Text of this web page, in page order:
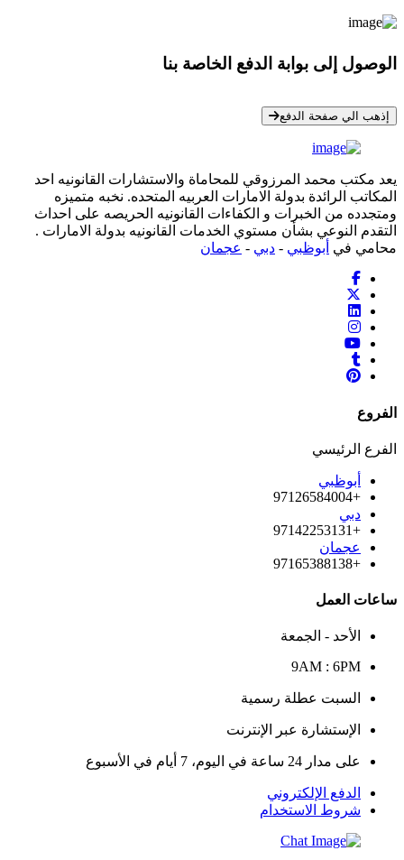
الوصول إلى بوابة الدفع الخاصة بنا
إذهب الي صفحة الدفع
يعد مكتب محمد المرزوقي للمحاماة والاستشارات القانونيه احد
المكاتب الرائدة بدولة الامارات العربيه المتحده. نخبه متميزه
ومتجدده من الخبرات و الكفاءات القانونيه الحريصه على احداث
التقدم النوعي بشأن مستوي الخدمات القانونيه بدولة الامارات .
محامي في أبوظبي - دبي - عجمان
الفروع
الفرع الرئيسي
أبوظبي
+97126584004
دبي
+97142253131
عجمان
+97165388138
ساعات العمل
الأحد - الجمعة
9AM : 6PM
السبت عطلة رسمية
الإستشارة عبر الإنترنت
على مدار 24 ساعة في اليوم، 7 أيام في الأسبوع
الدفع الإلكتروني
شروط الاستخدام